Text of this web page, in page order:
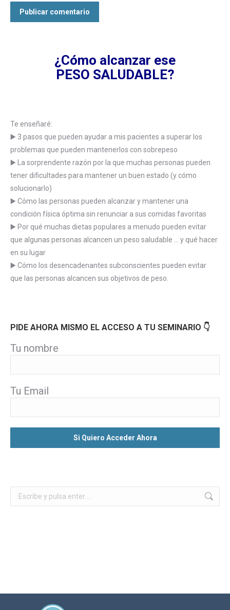
Publicar comentario
¿Cómo alcanzar ese
PESO SALUDABLE?
Te enseñaré:
▶️ 3 pasos que pueden ayudar a mis pacientes a superar los
problemas que pueden mantenerlos con sobrepeso
▶️ La sorprendente razón por la que muchas personas pueden
tener dificultades para mantener un buen estado (y cómo
solucionarlo)
▶️ Cómo las personas pueden alcanzar y mantener una
condición física óptima sin renunciar a sus comidas favoritas
▶️ Por qué muchas dietas populares a menudo pueden evitar
que algunas personas alcancen un peso saludable … y qué hacer
en su lugar
▶️ Cómo los desencadenantes subconscientes pueden evitar
que las personas alcancen sus objetivos de peso.
PIDE AHORA MISMO EL ACCESO A TU SEMINARIO 👇
Tu nombre
Tu Email
Buscar: